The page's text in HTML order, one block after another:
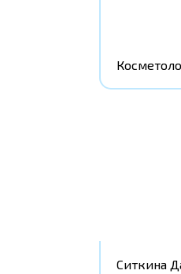
Ситкина